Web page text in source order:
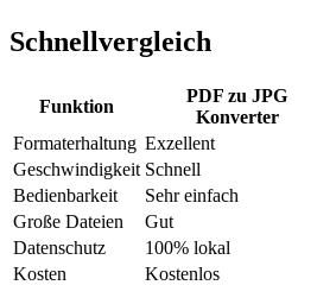
Schnellvergleich
Funktion
PDF zu JPG
Konverter
Formaterhaltung Exzellent
Geschwindigkeit Schnell
Bedienbarkeit
Sehr einfach
Große Dateien
Gut
Datenschutz
100% lokal
Kosten
Kostenlos